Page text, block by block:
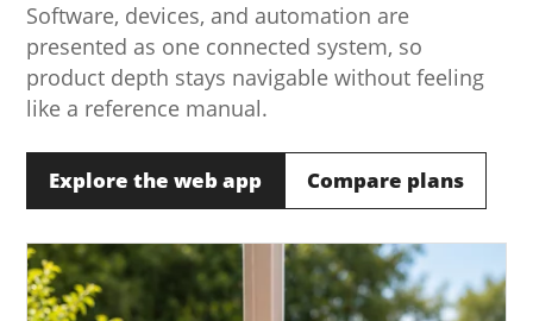
Software, devices, and automation are
presented as one connected system, so
product depth stays navigable without feeling
like a reference manual.
Explore the web app Compare plans